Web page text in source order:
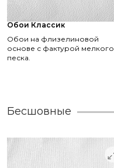
Обои Классик
Обои на флизелиновой
основе с фактурой мелкого
песка.
Бесшовные